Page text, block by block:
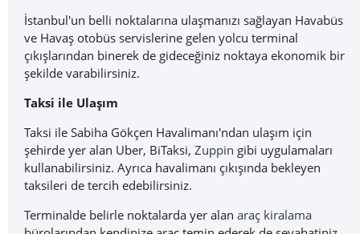
İstanbul'un belli noktalarına ulaşmanızı sağlayan Havabüs
ve Havaş otobüs servislerine gelen yolcu terminal
çıkışlarından binerek de gideceğiniz noktaya ekonomik bir
şekilde varabilirsiniz.
Taksi ile Ulaşım
Taksi ile Sabiha Gökçen Havalimanı'ndan ulaşım için
şehirde yer alan Uber, BiTaksi, Zuppin gibi uygulamaları
kullanabilirsiniz. Ayrıca havalimanı çıkışında bekleyen
taksileri de tercih edebilirsiniz.
Terminalde belirle noktalarda yer alan araç kiralama